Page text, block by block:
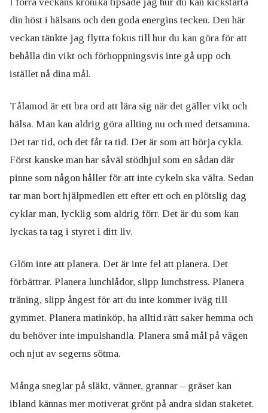
din höst i hälsans och den goda energins tecken. Den här
veckan tänkte jag flytta fokus till hur du kan göra för att
behålla din vikt och förhoppningsvis inte gå upp och
istället nå dina mål.
Tålamod är ett bra ord att lära sig när det gäller vikt och
hälsa. Man kan aldrig göra allting nu och med detsamma.
Det tar tid, och det får ta tid. Det är som att börja cykla.
Först kanske man har såväl stödhjul som en sådan där
pinne som någon håller för att inte cykeln ska välta. Sedan
tar man bort hjälpmedlen ett efter ett och en plötslig dag
cyklar man, lycklig som aldrig förr. Det är du som kan
lyckas ta tag i styret i ditt liv.
Glöm inte att planera. Det är inte fel att planera. Det
förbättrar. Planera lunchlådor, slipp lunchstress. Planera
träning, slipp ångest för att du inte kommer iväg till
gymmet. Planera matinköp, ha alltid rätt saker hemma och
du behöver inte impulshandla. Planera små mål på vägen
och njut av segerns sötma.
Många sneglar på släkt, vänner, grannar – gräset kan
ibland kännas mer motiverat grönt på andra sidan staketet.